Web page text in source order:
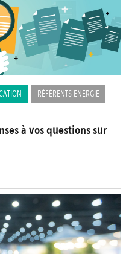
RÉFÉRENTS ENERGIE
à vos questions sur